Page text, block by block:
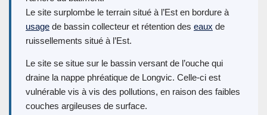
Le site surplombe le terrain situé à l’Est en bordure à
usage de bassin collecteur et rétention des eaux de
ruissellements situé à l’Est.
Le site se situe sur le bassin versant de l’ouche qui
draine la nappe phréatique de Longvic. Celle-ci est
vulnérable vis à vis des pollutions, en raison des faibles
couches argileuses de surface.